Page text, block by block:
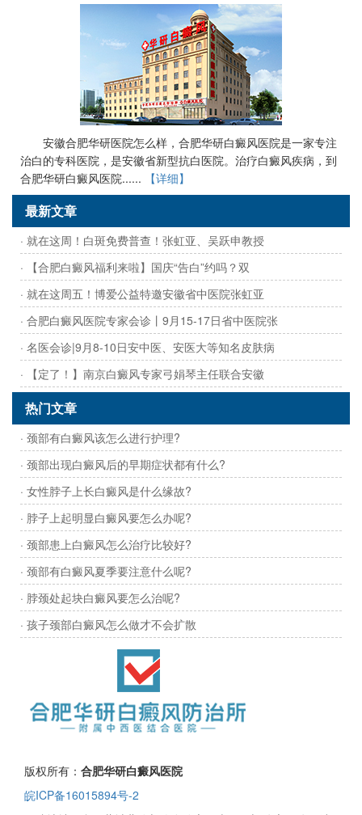
安徽合肥华研医院怎么样，合肥华研白癜风医院是一家专注
治白的专科医院，是安徽省新型抗白医院。治疗白癜风疾病，到
合肥华研白癜风医院......
【详细】
最新文章
· 就在这周！白斑免费普查！张虹亚、吴跃申教授
· 【合肥白癜风福利来啦】国庆“告白”约吗？双
· 就在这周五！博爱公益特邀安徽省中医院张虹亚
· 合肥白癜风医院专家会诊丨9月15-17日省中医院张
· 名医会诊|9月8-10日安中医、安医大等知名皮肤病
· 【定了！】南京白癜风专家弓娟琴主任联合安徽
热门文章
· 颈部有白癜风该怎么进行护理?
· 颈部出现白癜风后的早期症状都有什么?
· 女性脖子上长白癜风是什么缘故?
· 脖子上起明显白癜风要怎么办呢?
· 颈部患上白癜风怎么治疗比较好?
· 颈部有白癜风夏季要注意什么呢?
· 脖颈处起块白癜风要怎么治呢?
· 孩子颈部白癜风怎么做才不会扩散
版权所有： 合肥华研白癜风医院
皖ICP备16015894号-2